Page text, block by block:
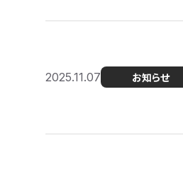
2025.11.07 お知らせ